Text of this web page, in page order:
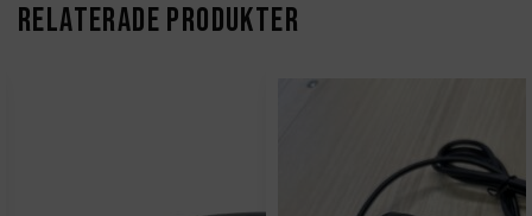
RELATERADE PRODUKTER